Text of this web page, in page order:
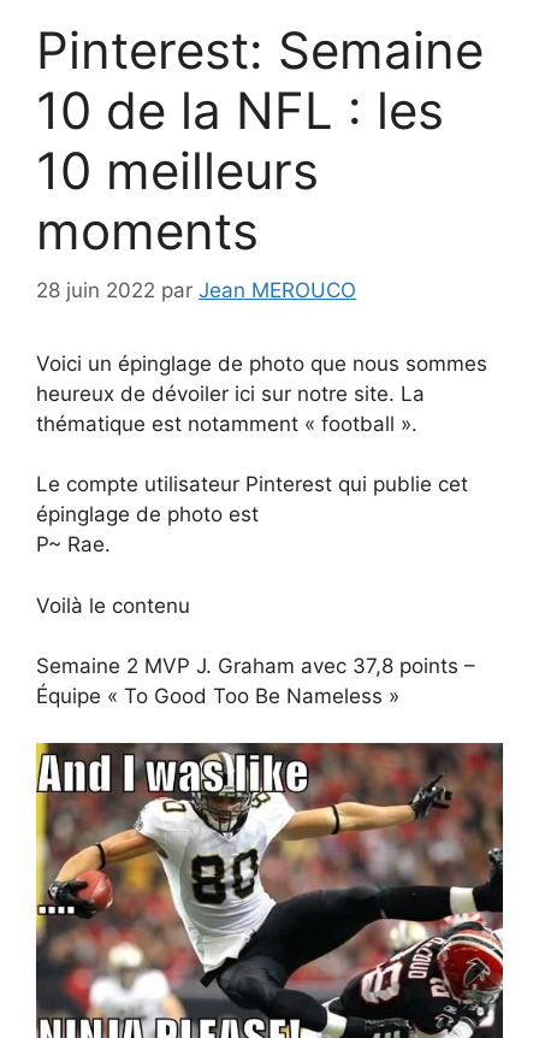
Pinterest: Semaine
10 de la NFL : les
10 meilleurs
moments
28 juin 2022 par Jean MEROUCO
Voici un épinglage de photo que nous sommes
heureux de dévoiler ici sur notre site. La
thématique est notamment « football ».
Le compte utilisateur Pinterest qui publie cet
épinglage de photo est
P~ Rae.
Voilà le contenu
Semaine 2 MVP J. Graham avec 37,8 points –
Équipe « To Good Too Be Nameless »